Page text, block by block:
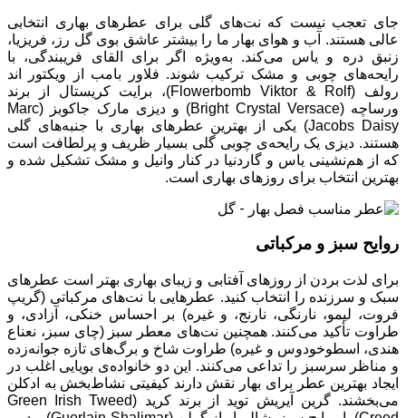
جای تعجب نیست که نت‌های گلی برای عطر‌های بهاری انتخابی
عالی هستند. آب و هوای بهار ما را بیشتر عاشق بوی گل رز، فریزیا،
زنبق دره و یاس می‌کند. به‌ویژه اگر برای القای فریبندگی، با
رایحه‌های چوبی و مشک ترکیب ‌شوند. فلاور بامب از ویکتور اند
رولف (Flowerbomb Viktor & Rolf)، برایت کریستال از برند
ورساچه (Bright Crystal Versace) و دیزی مارک جاکوبز (Marc
Jacobs Daisy) یکی از بهترین عطرهای بهاری با جنبه‌های گلی
هستند. دیزی یک رایحه‌ی چوبی گلی بسیار ظریف و پرلطافت است
که از هم‌نشینی یاس و گاردنیا در کنار وانیل و مشک تشکیل شده و
بهترین انتخاب برای روزهای بهاری است.
روایح سبز و مرکباتی
برای لذت بردن از روز‌های آفتابی و زیبای بهاری بهتر است عطر‌های
سبک و سرزنده را انتخاب کنید. عطر‌هایی با نت‌های مرکباتی (گریپ
فروت، لیمو، نارنگی، نارنج، و غیره) بر احساس خنکی، آزادی، و
طراوت تأکید می‌کنند. همچنین نت‌های معطر سبز (چای سبز، نعناع
هندی، اسطوخودوس و غیره) طراوت شاخ و برگ‌های تازه جوانه‌زده
و مناظر سرسبز را تداعی می‌کنند. این دو خانواده‌ی بویایی اغلب در
ایجاد بهترین عطر برای بهار نقش دارند کیفیتی نشاط‌بخش به ادکلن
می‌بخشند. گرین آیریش توید از برند کرید (Green Irish Tweed